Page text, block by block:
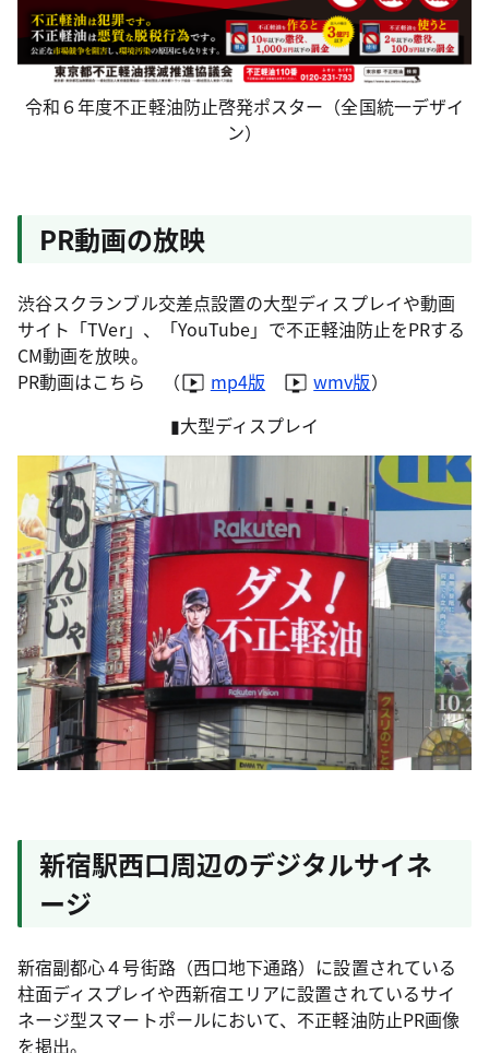
令和６年度不正軽油防止啓発ポスター（全国統一デザイ
ン）
PR動画の放映
渋谷スクランブル交差点設置の大型ディスプレイや動画
サイト「TVer」、「YouTube」で不正軽油防止をPRする
CM動画を放映。
PR動画はこちら （
mp4版 wmv版）
▮大型ディスプレイ
新宿駅西口周辺のデジタルサイネ
ージ
新宿副都心４号街路（西口地下通路）に設置されている
柱面ディスプレイや西新宿エリアに設置されているサイ
ネージ型スマートポールにおいて、不正軽油防止PR画像
を掲出。